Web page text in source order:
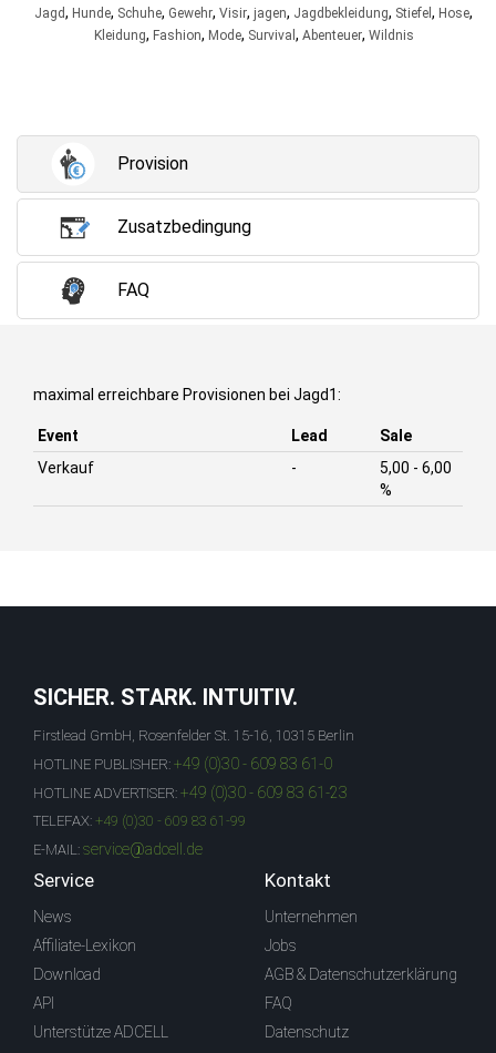
Jagd, Hunde, Schuhe, Gewehr, Visir, jagen, Jagdbekleidung, Stiefel , Hose,
Kleidung, Fashion, Mode, Survival , Abenteuer, Wildnis
Provision
Zusatzbedingung
FAQ
maximal erreichbare Provisionen bei Jagd1:
Event Lead
Sale
Verkauf
-
5,00 - 6,00
%
SICHER. STARK. INTUITIV.
Firstlead GmbH, Rosenfelder St. 15-16, 10315 Berlin
HOTLINE PUBLISHER: +49 (0)30 - 609 83 61-0
HOTLINE ADVERTISER: +49 (0)30 - 609 83 61-23
TELEFAX: +49 (0)30 - 609 83 61-99
E-MAIL: service@adcell.de
Service
News
Affiliate-Lexikon
Download
API
Unterstütze ADCELL
Kontakt
Unternehmen
Jobs
AGB & Datenschutzerklärung
FAQ
Datenschutz